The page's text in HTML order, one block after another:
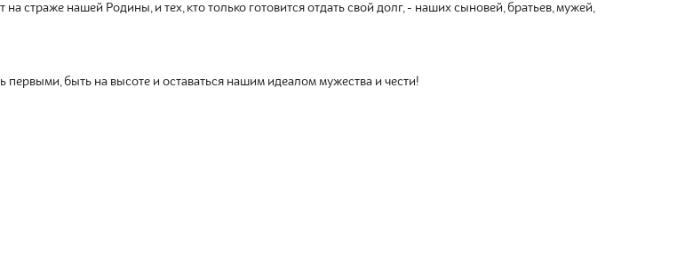
страже нашей Родины, и тех, кто только готовится отдать свой долг, - наших сыновей, братьев, мужей,
быть на высоте и оставаться нашим идеалом мужества и чести!